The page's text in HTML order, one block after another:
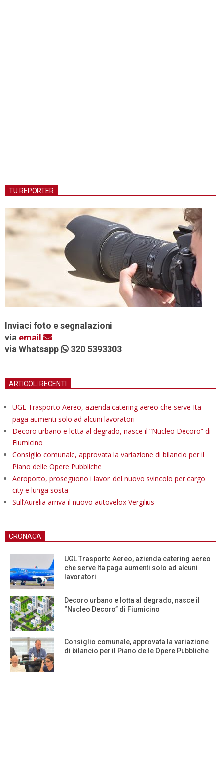
TU REPORTER
Inviaci foto e segnalazioni
via email
via Whatsapp
320 5393303
ARTICOLI RECENTI
UGL Trasporto Aereo, azienda catering aereo che serve Ita
paga aumenti solo ad alcuni lavoratori
Decoro urbano e lotta al degrado, nasce il “Nucleo Decoro” di
Fiumicino
Consiglio comunale, approvata la variazione di bilancio per il
Piano delle Opere Pubbliche
Aeroporto, proseguono i lavori del nuovo svincolo per cargo
city e lunga sosta
Sull’Aurelia arriva il nuovo autovelox Vergilius
CRONACA
UGL Trasporto Aereo, azienda catering aereo
che serve Ita paga aumenti solo ad alcuni
lavoratori
Decoro urbano e lotta al degrado, nasce il
“Nucleo Decoro” di Fiumicino
Consiglio comunale, approvata la variazione
di bilancio per il Piano delle Opere Pubbliche